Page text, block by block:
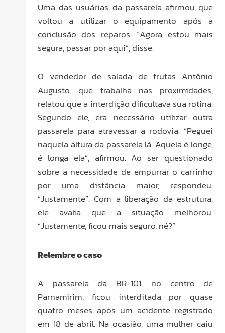
Uma das usuárias da passarela afirmou que
voltou a utilizar o equipamento após a
conclusão dos reparos. “Agora estou mais
segura, passar por aqui”, disse.
O vendedor de salada de frutas Antônio
Augusto, que trabalha nas proximidades,
relatou que a interdição dificultava sua rotina.
Segundo ele, era necessário utilizar outra
passarela para atravessar a rodovia. “Peguei
naquela altura da passarela lá. Aquela é longe,
é longa ela”, afirmou. Ao ser questionado
sobre a necessidade de empurrar o carrinho
por uma distância maior, respondeu:
“Justamente”. Com a liberação da estrutura,
ele avalia que a situação melhorou.
“Justamente, ficou mais seguro, né?”
Relembre o caso
A passarela da BR-101, no centro de
Parnamirim, ficou interditada por quase
quatro meses após um acidente registrado
em 18 de abril. Na ocasião, uma mulher caiu